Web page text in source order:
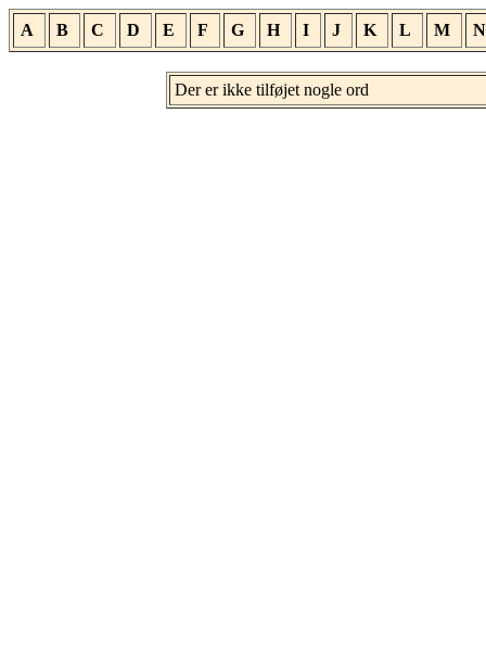
A B C D E F G H I J K L M N
Der er ikke tilføjet nogle ord